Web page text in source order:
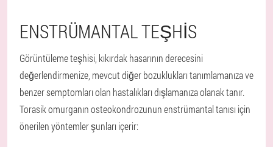
ENSTRÜMANTAL TEŞHIS
Görüntüleme teşhisi, kıkırdak hasarının derecesini
değerlendirmenize, mevcut diğer bozuklukları tanımlamanıza ve
benzer semptomları olan hastalıkları dışlamanıza olanak tanır.
Torasik omurganın osteokondrozunun enstrümantal tanısı için
önerilen yöntemler şunları içerir: